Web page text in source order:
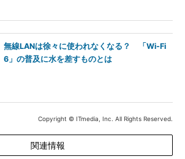
無線LANは徐々に使われなくなる？ 「Wi-Fi
6」の普及に水を差すものとは
Copyright © ITmedia, Inc. All Rights Reserved.
関連情報